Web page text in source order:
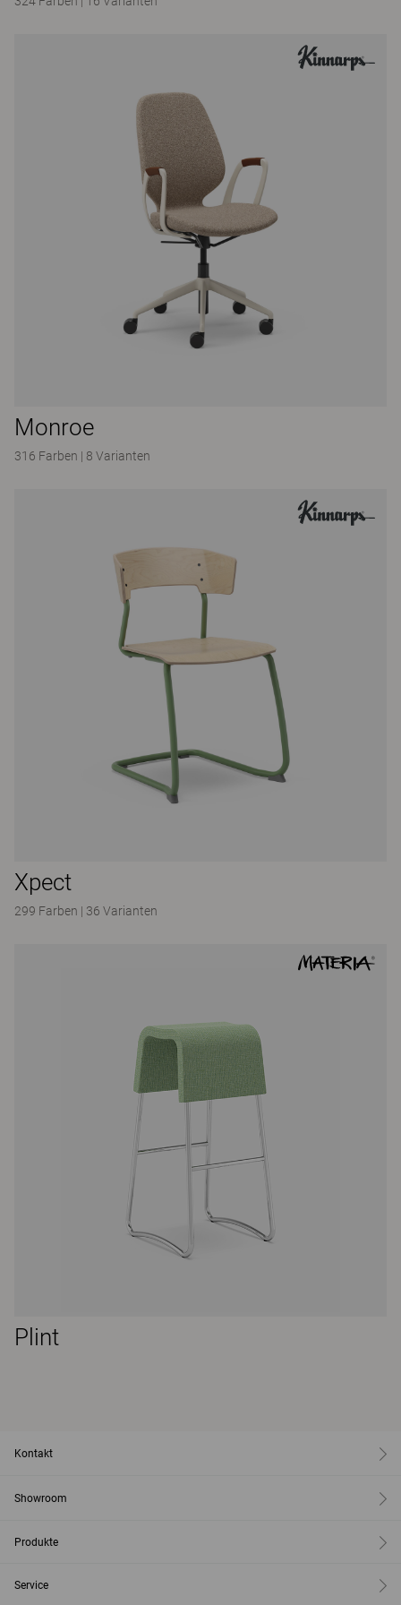
Monroe
316 Farben | 8 Varianten
Xpect
299 Farben | 36 Varianten
Plint
Kontakt
Showroom
Produkte
Service